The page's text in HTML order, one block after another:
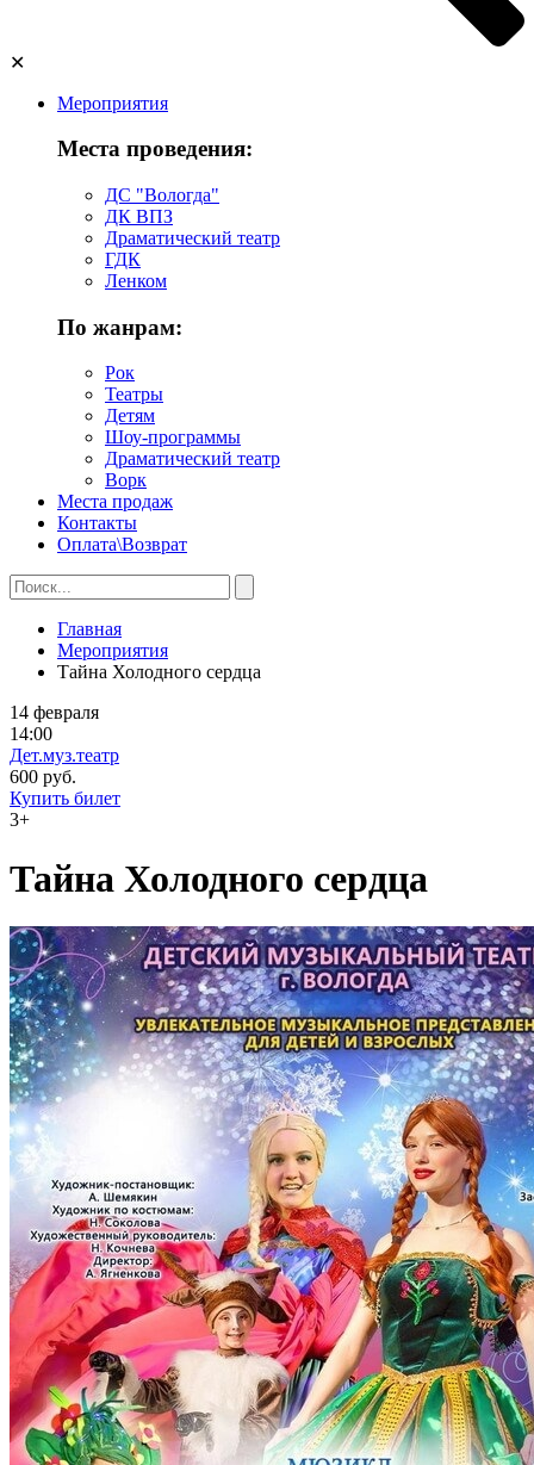
✕
Мероприятия
Места проведения:
ДС "Вологда"
ДК ВПЗ
Драматический театр
ГДК
Ленком
По жанрам:
Рок
Театры
Детям
Шоу-программы
Драматический театр
Ворк
Места продаж
Контакты
Оплата\Возврат
Главная
Мероприятия
Тайна Холодного сердца
14 февраля
14:00
Дет.муз.театр
600 руб.
Купить билет
3+
Тайна Холодного сердца